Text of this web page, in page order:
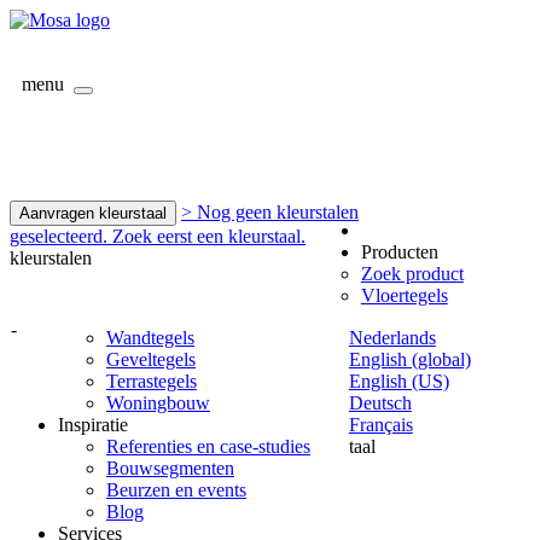
menu
Aanvragen kleurstaal
> Nog geen kleurstalen
geselecteerd. Zoek eerst een kleurstaal.
kleurstalen
-
Nederlands
English (global)
English (US)
Deutsch
Français
taal
Producten
Zoek product
Vloertegels
Wandtegels
Geveltegels
Terrastegels
Woningbouw
Inspiratie
Referenties en case-studies
Bouwsegmenten
Beurzen en events
Blog
Services